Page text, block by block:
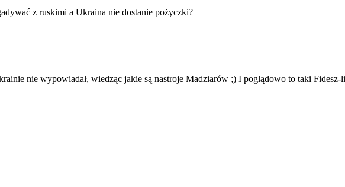
z ruskimi a Ukraina nie dostanie pożyczki?
nie wypowiadał, wiedząc jakie są nastroje Madziarów ;) I poglądowo to taki